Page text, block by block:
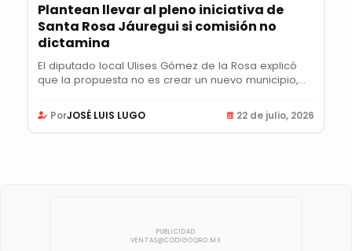
Plantean llevar al pleno iniciativa de
Santa Rosa Jáuregui si comisión no
dictamina
El diputado local Ulises Gómez de la Rosa explicó
que la propuesta no es crear un nuevo municipio,...
PorJOSÉ LUIS LUGO 22 de julio, 2026